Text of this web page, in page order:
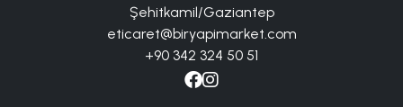
Şehitkamil/Gaziantep
eticaret@biryapimarket.com
+90 342 324 50 51